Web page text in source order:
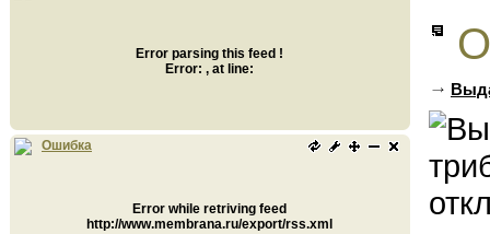
Error parsing this feed !
Error: , at line:
Ошибка
Error while retriving feed
http://www.membrana.ru/export/rss.xml